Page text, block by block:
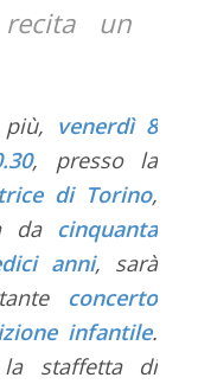
un
venerdì 8
, presso la
di Torino,
da cinquanta
anni, sarà
concerto
infantile.
staffetta di